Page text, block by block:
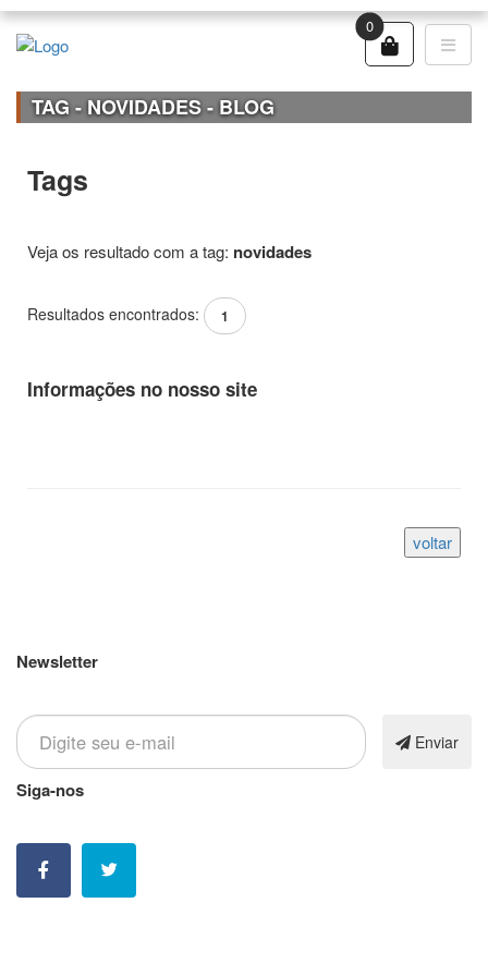
0
TAG - NOVIDADES - BLOG
Tags
Veja os resultado com a tag: novidades
Resultados encontrados: 1
Informações no nosso site
Newsletter
Enviar
Siga-nos